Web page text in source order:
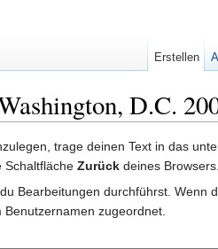
D.C.
trage deinen Text in das
Schaltfläche Zurück deines Browsers.
Bearbeitungen durchführst. Wenn
zugeordnet.
Erstellen